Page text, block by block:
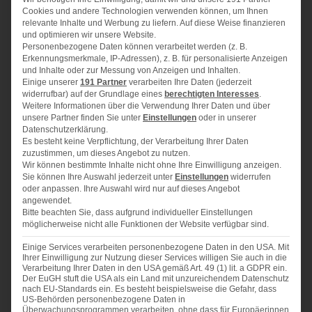
Zutaten für Teig und Streusel:
300 gWeizenmehl
50 ggemahlene Mandeln
Päckchen Bourbon-Vanille-Zucker
Prise Salz
100 gRohrohrzucker
200 gkalte Butter
Zutaten für die Füllung:
500 g Magerquark
300 gFrischkäse
100ml Sahne
40 gSpeisestärke
Eier
TL Vanille-Extrakt
TL Zitronenabrieb
100 gZucker
300 gJohannisbeeren (gewaschen und gezupft)
Cookies und andere Technologien verwenden können, um Ihnen
relevante Inhalte und Werbung zu liefern. Auf diese Weise finanzieren
und optimieren wir unsere Website.
Personenbezogene Daten können verarbeitet werden (z. B.
Erkennungsmerkmale, IP-Adressen), z. B. für personalisierte Anzeigen
und Inhalte oder zur Messung von Anzeigen und Inhalten.
Einige unserer 191 Partner verarbeiten Ihre Daten (jederzeit
widerrufbar) auf der Grundlage eines berechtigten Interesses
Weitere Informationen über die Verwendung Ihrer Daten und über
unsere Partner finden Sie unter Einstellungen oder in unserer
Datenschutzerklärung.
Es besteht keine Verpflichtung, der Verarbeitung Ihrer Daten
zuzustimmen, um dieses Angebot zu nutzen.
Wir können bestimmte Inhalte nicht ohne Ihre Einwilligung anzeigen.
Sie können Ihre Auswahl jederzeit unter Einstellungen widerrufen
oder anpassen. Ihre Auswahl wird nur auf dieses Angebot
angewendet.
Bitte beachten Sie, dass aufgrund individueller Einstellungen
möglicherweise nicht alle Funktionen der Website verfügbar sind.
Einige Services verarbeiten personenbezogene Daten in den USA. Mit
Ihrer Einwilligung zur Nutzung dieser Services willigen Sie auch in die
Verarbeitung Ihrer Daten in den USA gemäß Art. 49 (1) lit. a GDPR ein.
Der EuGH stuft die USA als ein Land mit unzureichendem Datenschutz
nach EU-Standards ein. Es besteht beispielsweise die Gefahr, dass
US-Behörden personenbezogene Daten in
Überwachungsprogrammen verarbeiten, ohne dass für Europäerinnen